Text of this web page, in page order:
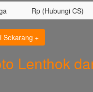
Rp (Hubungi CS)
Sekarang
Lenthok